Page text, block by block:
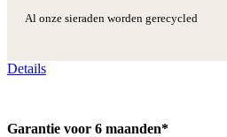
Al onze sieraden worden gerecycled
Details
Garantie voor 6 maanden*